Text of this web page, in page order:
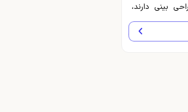
بینی دارند،
ممکن است
پاسخ به این